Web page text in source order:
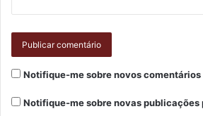
Disque Dengue, por meio do
1893. Os atendimentos funcionam de
feira, das 8h às 17h, e também é
https://sisvas.londrina.pr.gov.br/
Notifique-me sobre novos comentários
Notifique-me sobre novas publicações